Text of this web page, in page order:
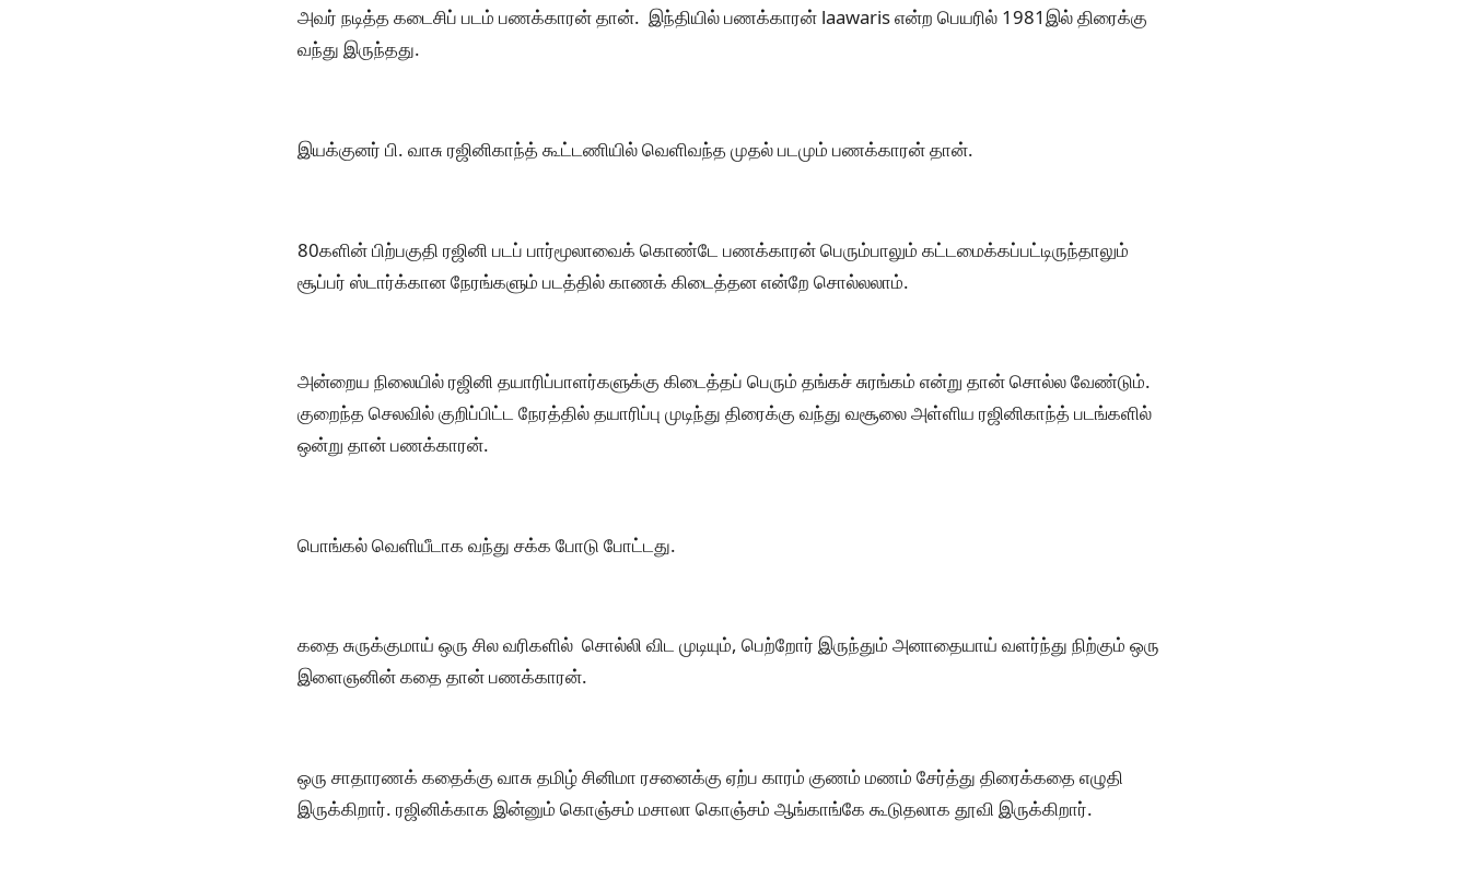
அவர் நடித்த கடைசிப் படம் பணக்காரன் தான். இந்தியில் பணக்காரன் laawaris என்ற பெயரில் 1981இல் திரைக்கு
வந்து இருந்தது.
இயக்குனர் பி. வாசு ரஜினிகாந்த் கூட்டணியில் வெளிவந்த முதல் படமும் பணக்காரன் தான்.
80களின் பிற்பகுதி ரஜினி படப் பார்மூலாவைக் கொண்டே பணக்காரன் பெரும்பாலும் கட்டமைக்கப்பட்டிருந்தாலும்
சூப்பர் ஸ்டார்க்கான நேரங்களும் படத்தில் காணக் கிடைத்தன என்றே சொல்லலாம்.
அன்றைய நிலையில் ரஜினி தயாரிப்பாளர்களுக்கு கிடைத்தப் பெரும் தங்கச் சுரங்கம் என்று தான் சொல்ல வேண்டும்.
குறைந்த செலவில் குறிப்பிட்ட நேரத்தில் தயாரிப்பு முடிந்து திரைக்கு வந்து வசூலை அள்ளிய ரஜினிகாந்த் படங்களில்
ஒன்று தான் பணக்காரன்.
பொங்கல் வெளியீடாக வந்து சக்க போடு போட்டது.
கதை சுருக்குமாய் ஒரு சில வரிகளில் சொல்லி விட முடியும், பெற்றோர் இருந்தும் அனாதையாய் வளர்ந்து நிற்கும் ஒரு
இளைஞனின் கதை தான் பணக்காரன்.
ஒரு சாதாரணக் கதைக்கு வாசு தமிழ் சினிமா ரசனைக்கு ஏற்ப காரம் குணம் மணம் சேர்த்து திரைக்கதை எழுதி
இருக்கிறார். ரஜினிக்காக இன்னும் கொஞ்சம் மசாலா கொஞ்சம் ஆங்காங்கே கூடுதலாக தூவி இருக்கிறார்.